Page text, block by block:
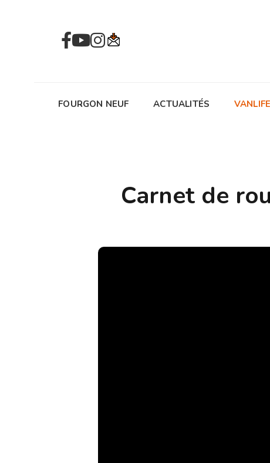
FOURGON NEUF ACTUALITÉS VANLIFE
Carnet de